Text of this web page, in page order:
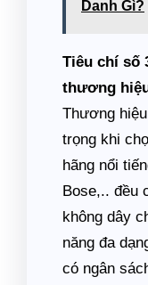
Danh Gì?
Tiêu chí số
thương
Thương
trọng khi
hãng nổi
Bose,.. đều
không dây
năng đa
có ngân